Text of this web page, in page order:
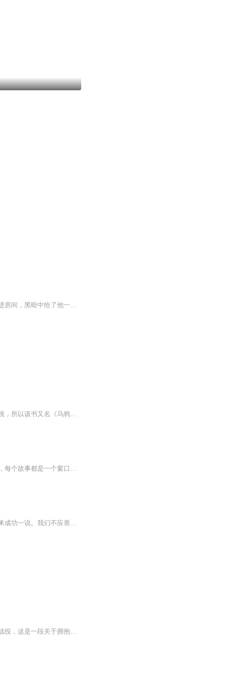
乔浠有个小秘密，她一直偷偷喜欢着自己名义上的哥哥。十七岁的秋天，她借着酒醉摸进房间，黑暗中给了他一个无比青涩的吻。后来，邢峥无意间提起那晚，她脸红似血，磕磕巴巴的说：“...我可能梦游了。”少年沉默的看她，淡笑不语。那晚，他在日记里写道...
《太阳的距离》是由作者黑曜圣石，作者在该书中的很多架空情节，他写过地方无不鸡飞狗跳，所以该书又名《乌鸦嘴的距离》。经济的危机来源于货币，而现有货币的危机来源于能源的垄断。这是一场关于新能源的战役，这是一段关于拥抱太阳的征程。 也许我们无法在有生之年看到核聚变的顺利点火，但是我们的热情永不冷却。看点三哥成为作者笔下的牺牲品再次被揍。
《心间距离》专辑邀您探索情感的纽带，感受人与人之间微妙而深刻的共鸣。在这个专辑中，每个故事都是一个窗口，透视人性的温暖、人情的真实。我们将带您走近平凡生活中的不凡瞬间，让您感受情感的美妙旅程。从亲情到友情，从痛苦到欢乐，每个故事都是一个...
财资创新与实践正当时，各行各业虽然都有自己的难题，但如果遇到挫折，就畏缩不前那何来成功一说。我们不应畏惧变化，而应衷心地拥抱变化，勇于实践，结合自身实际，大胆开创财资新模式，焕新自我新发展。本期《财资零距离》特别策划了“财资创新与实践”专题，分别从财资的“道与术”两个方面展开。“道”诉说的是新思维与新时代下的财资的新探索与讨论；“术”则讲诉的是新时代下银企财资新实践。并聚集了来自财资金融研究院、财资中国、兵工集团、京东集团、新奥财务、中信银行、恒生电子七家知名企业的...
简介经济的危机来源于货币，而现有货币的危机来源于能源的垄断。这是一场关于新能源的战役，这是一段关于拥抱太阳的征程。也许我们无法在有生之年看到核聚变的顺利点火，但是我们的热情永不冷却。希望这本书本被人熟知后有优秀的主播接过这本书